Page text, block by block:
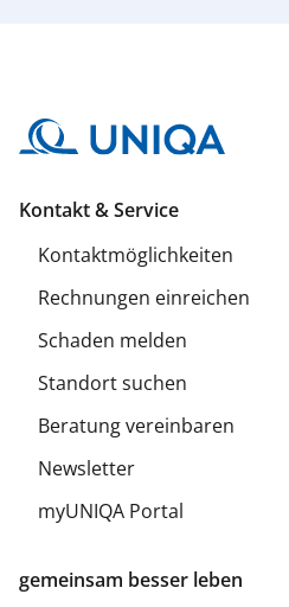
Kontakt & Service
Kontaktmöglichkeiten
Rechnungen einreichen
Schaden melden
Standort suchen
Beratung vereinbaren
Newsletter
myUNIQA Portal
gemeinsam besser leben